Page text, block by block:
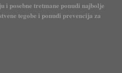
i posebne tretmane ponudi najbolje
tegobe i ponudi prevencija za